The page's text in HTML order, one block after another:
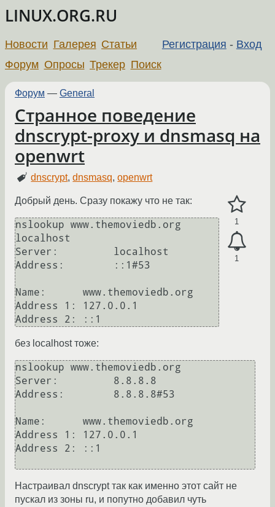
LINUX.ORG.RU
Регистрация - Вход
Новости Галерея Статьи
Форум Опросы Трекер Поиск
Форум — General
Странное поведение
dnscrypt-proxy и dnsmasq на
openwrt
dnscrypt,dnsmasq,openwrt
1
1
Добрый день. Сразу покажу что не так:
nslookup www.themoviedb.org
localhost
Server:         localhost
Address:        ::1#53
Name:      www.themoviedb.org
Address 1: 127.0.0.1
без localhost тоже:
nslookup www.themoviedb.org
Server:         8.8.8.8
Address:        8.8.8.8#53
Name:      www.themoviedb.org
Address 1: 127.0.0.1
Address 2: ::1
Настраивал dnscrypt так как именно этот сайт не
пускал из зоны ru, и попутно добавил чуть